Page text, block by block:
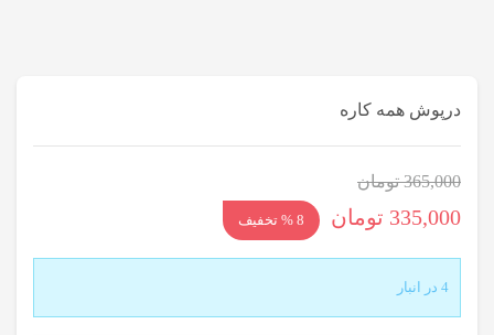
درپوش همه کاره
365,000 تومان
قیمت
بود.
335,000 تومان 8 % تخفیف
4 در انبار